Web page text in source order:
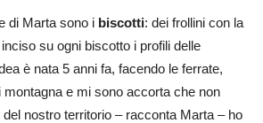
di Marta sono i biscotti: dei frollini con la
su ogni biscotto i profili delle
è nata 5 anni fa, facendo le ferrate,
montagna e mi sono accorta che non
del nostro territorio – racconta Marta – ho